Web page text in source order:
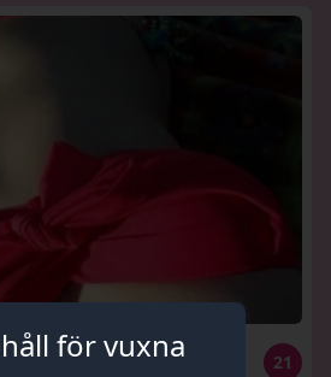
21
för vuxna